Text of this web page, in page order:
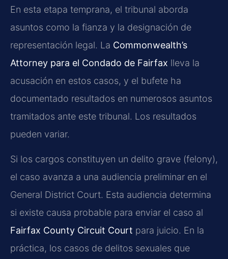
En esta etapa temprana, el tribunal aborda
asuntos como la fianza y la designación de
representación legal. La Commonwealth’s
Attorney para el Condado de Fairfax lleva la
acusación en estos casos, y el bufete ha
documentado resultados en numerosos asuntos
tramitados ante este tribunal. Los resultados
pueden variar.
Si los cargos constituyen un delito grave (felony),
el caso avanza a una audiencia preliminar en el
General District Court. Esta audiencia determina
si existe causa probable para enviar el caso al
Fairfax County Circuit Court para juicio. En la
práctica, los casos de delitos sexuales que